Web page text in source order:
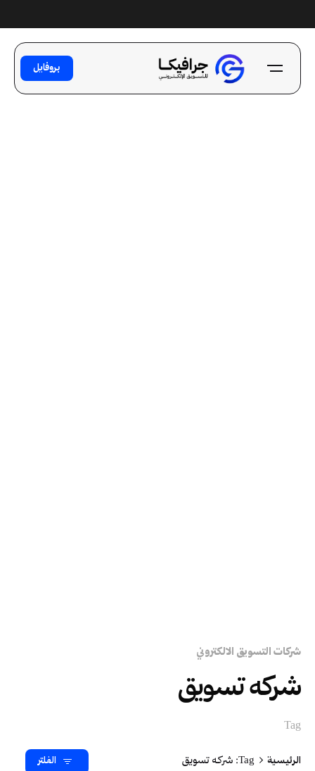
to
content
بروفايل
شركات التسويق الالكتروني
شركه تسويق
Tag
الرئيسية Tag: شركه تسويق الفلتر